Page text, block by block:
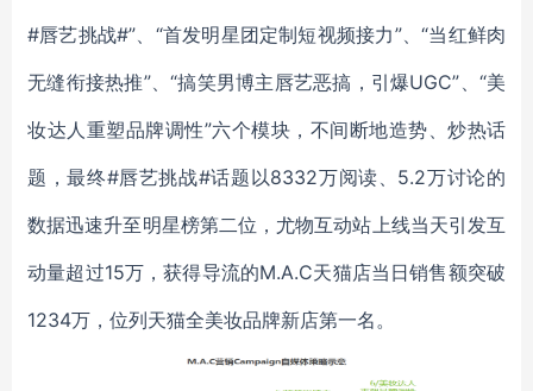
#唇艺挑战#”、“首发明星团定制短视频接力”、“当红鲜肉
无缝衔接热推”、“搞笑男博主唇艺恶搞，引爆UGC”、“美
妆达人重塑品牌调性”六个模块，不间断地造势、炒热话
题，最终#唇艺挑战#话题以8332万阅读、5.2万讨论的
数据迅速升至明星榜第二位，尤物互动站上线当天引发互
动量超过15万，获得导流的M.A.C天猫店当日销售额突破
1234万，位列天猫全美妆品牌新店第一名。